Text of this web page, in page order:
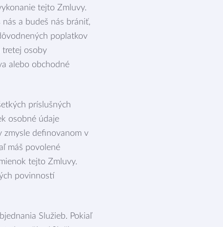
tejto Zmluvy.
a budeš nás brániť,
poplatkov
tretej osoby
alebo obchodné
príslušných
osobné údaje
zmysle definovanom v
máš povolené
tejto Zmluvy.
povinností
Služieb. Pokiaľ